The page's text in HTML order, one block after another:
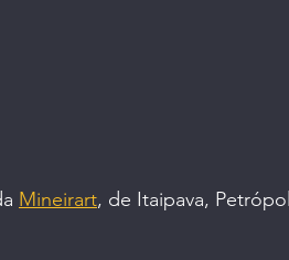
Mineirart, de Itaipava,